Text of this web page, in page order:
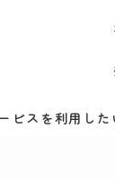
ビスを利用した